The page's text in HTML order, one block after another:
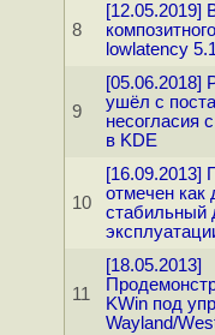
8
[12.05.2019]
lowlatency
9
[05.06.2018]
ушёл с
несогласия
в KDE
10
[16.09.2013]
отмечен как
стабильный
11
[18.05.2013]
KWin под
Wayland/